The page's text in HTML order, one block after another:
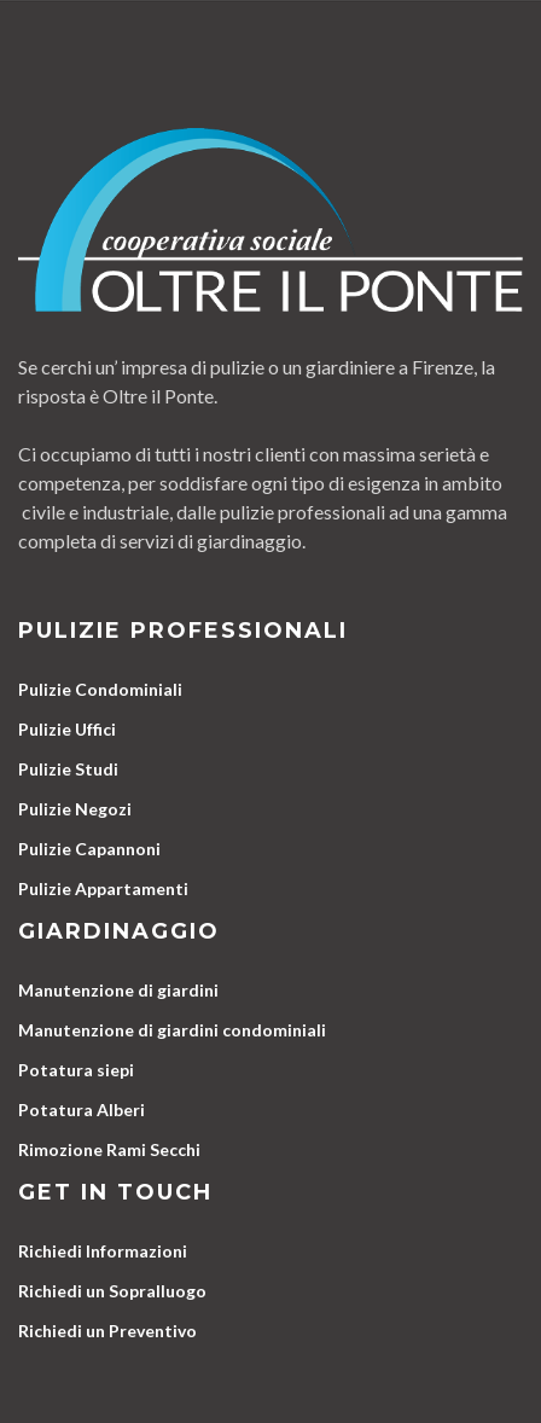
Se cerchi un’ impresa di pulizie o un giardiniere a Firenze, la
risposta è Oltre il Ponte.
Ci occupiamo di tutti i nostri clienti con massima serietà e
competenza, per soddisfare ogni tipo di esigenza in ambito
civile e industriale, dalle pulizie professionali ad una gamma
completa di servizi di giardinaggio.
PULIZIE PROFESSIONALI
Pulizie Condominiali
Pulizie Uffici
Pulizie Studi
Pulizie Negozi
Pulizie Capannoni
Pulizie Appartamenti
GIARDINAGGIO
Manutenzione di giardini
Manutenzione di giardini condominiali
Potatura siepi
Potatura Alberi
Rimozione Rami Secchi
GET IN TOUCH
Richiedi Informazioni
Richiedi un Sopralluogo
Richiedi un Preventivo